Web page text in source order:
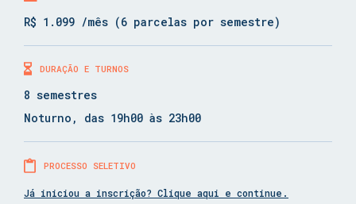
R$ 1.099 /mês (6 parcelas por semestre)
DURAÇÃO E TURNOS
8 semestres
Noturno, das 19h00 às 23h00
PROCESSO SELETIVO
Já iniciou a inscrição? Clique aqui e continue.